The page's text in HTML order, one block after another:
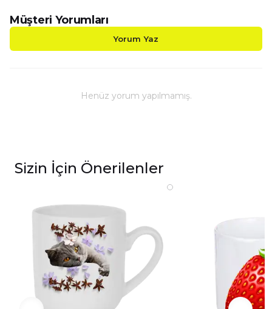
Müşteri Yorumları
Yorum Yaz
Henüz yorum yapılmamış.
Sizin İçin Önerilenler